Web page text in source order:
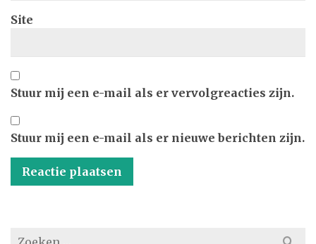
Site
Stuur mij een e-mail als er vervolgreacties zijn.
Stuur mij een e-mail als er nieuwe berichten zijn.
Zoek